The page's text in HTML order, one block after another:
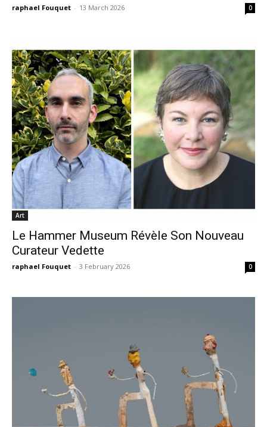
raphael Fouquet - 13 March 2026 0
Art
Le Hammer Museum Révèle Son Nouveau
Curateur Vedette
raphael Fouquet - 3 February 2026 0